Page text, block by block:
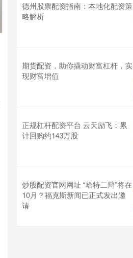
德州股票配资指南：本地化配资策
略解析
期货配资，助你撬动财富杠杆，实
现财富增值
正规杠杆配资平台 云天励飞：累
计回购约143万股
炒股配资官网网址 “哈特二辩”将在
10月？福克斯新闻已正式发出邀
请